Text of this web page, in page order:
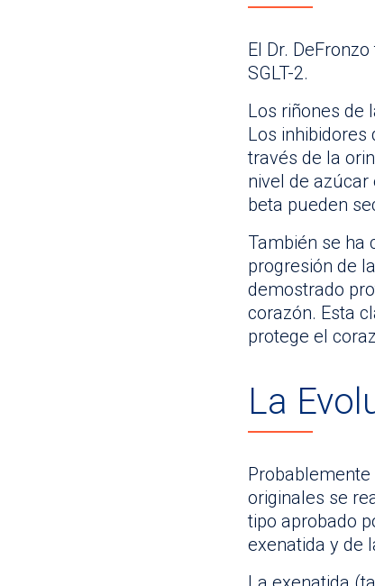
El Dr.
SGLT-2.
Los riñones de
Los inhibidores
través de la
nivel de
beta pueden
También se ha
progresión de
demostrado
corazón. Esta
protege el
La
originales se
tipo aprobado
exenatida y de